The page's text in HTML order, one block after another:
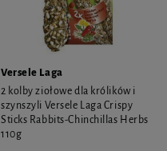
Versele Laga
2 kolby ziołowe dla królików i
szynszyli Versele Laga Crispy
Sticks Rabbits-Chinchillas Herbs
110g